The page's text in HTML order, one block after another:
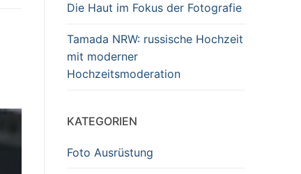
Die Haut im Fokus der Fotografie
Tamada NRW: russische Hochzeit
mit moderner
Hochzeitsmoderation
KATEGORIEN
Foto Ausrüstung